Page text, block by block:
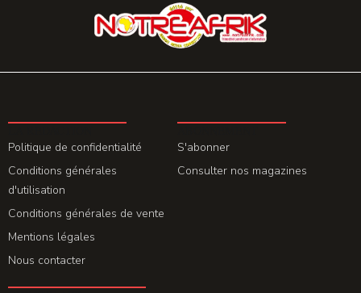
Politique de confidentialité
Conditions générales
d'utilisation
Conditions générales de vente
Mentions légales
Nous contacter
S'abonner
Consulter nos magazines